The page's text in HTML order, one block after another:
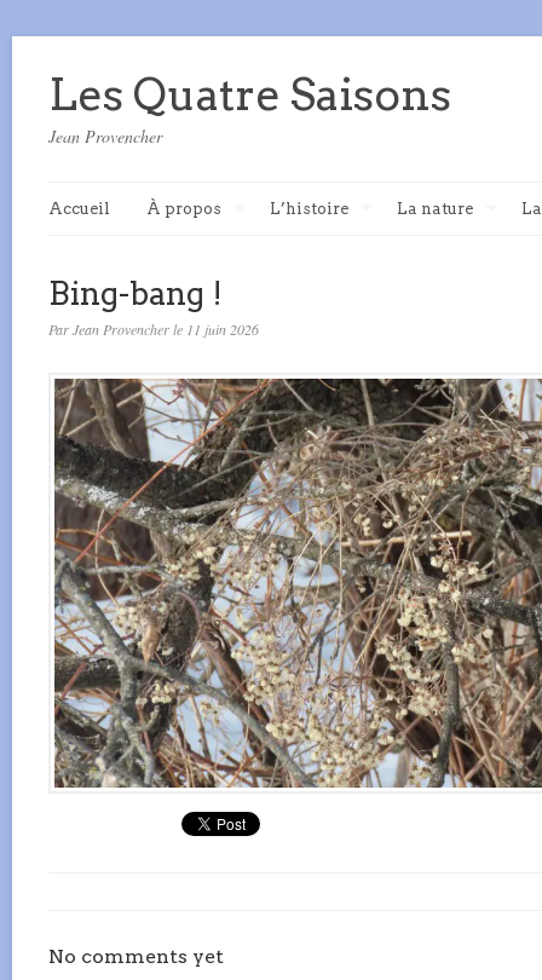
Les Quatre Saisons
Jean Provencher
Accueil À propos L’histoire La nature
Bing-bang !
Par Jean Provencher le 11 juin 2026
No comments yet